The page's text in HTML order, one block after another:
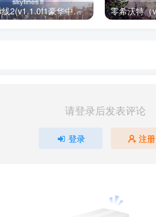
都市天际线2(v1.1.0f1豪华中文版) 下载安装
请登录后发表评论
登录 注册